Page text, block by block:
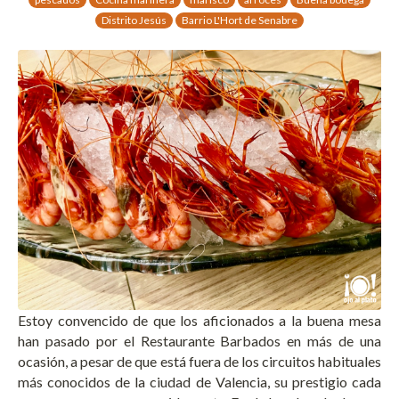
Distrito Jesús
Barrio L'Hort de Senabre
Estoy convencido de que los aficionados a la buena mesa
han pasado por el Restaurante Barbados en más de una
ocasión, a pesar de que está fuera de los circuitos habituales
más conocidos de la ciudad de Valencia, su prestigio cada